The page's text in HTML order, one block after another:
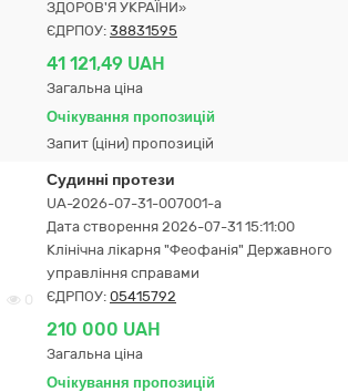
ЗДОРОВ'Я УКРАЇНИ»
ЄДРПОУ: 38831595
41 121,49 UAH
Загальна ціна
Очікування пропозицій
Запит (ціни) пропозицій
0
Судинні протези
UA-2026-07-31-007001-a
Дата створення 2026-07-31 15:11:00
Клінічна лікарня "Феофанія" Державного
управління справами
ЄДРПОУ: 05415792
210 000 UAH
Загальна ціна
Очікування пропозицій